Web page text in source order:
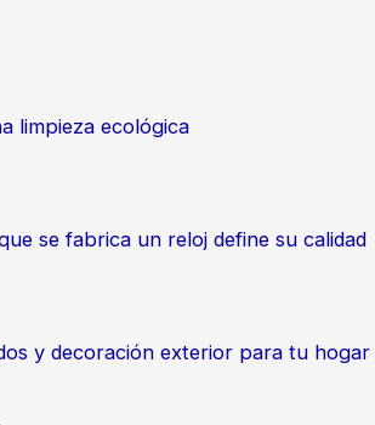
limpieza ecológica
se fabrica un reloj define su calidad
y decoración exterior para tu hogar